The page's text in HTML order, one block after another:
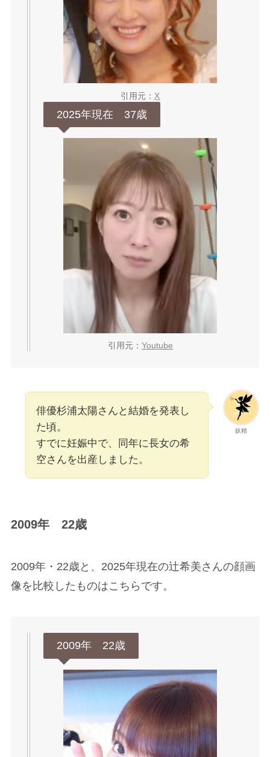
引用元： X
2025年現在 37歳
引用元： Youtube
妖精
俳優杉浦太陽さんと結婚を発表し
た頃。
すでに妊娠中で、同年に長女の希
空さんを出産しました。
2009年 22歳
2009年・22歳と、2025年現在の辻希美さんの顔画
像を比較したものはこちらです。
2009年 22歳